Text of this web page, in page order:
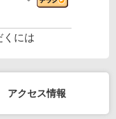
くには
アクセス情報